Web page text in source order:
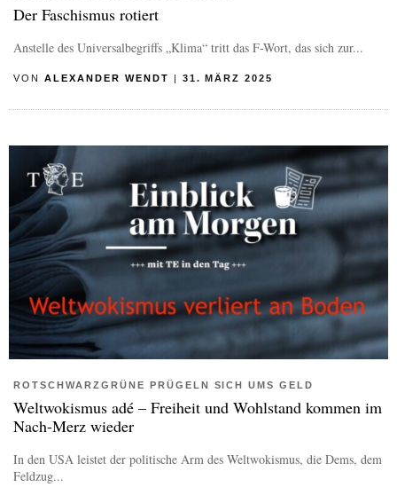
Der Faschismus rotiert
Anstelle des Universalbegriffs „Klima“ tritt das F-Wort, das sich zur...
VON ALEXANDER WENDT | 31. MÄRZ 2025
ROTSCHWARZGRÜNE PRÜGELN SICH UMS GELD
Weltwokismus adé – Freiheit und Wohlstand kommen im
Nach-Merz wieder
In den USA leistet der politische Arm des Weltwokismus, die Dems, dem
Feldzug...